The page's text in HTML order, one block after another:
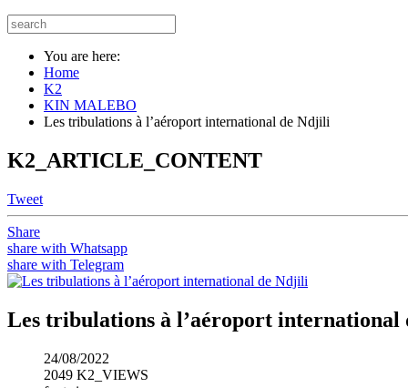
You are here:
Home
K2
KIN MALEBO
Les tribulations à l’aéroport international de Ndjili
K2_ARTICLE_CONTENT
Tweet
Share
share with Whatsapp
share with Telegram
Les tribulations à l’aéroport
24/08/2022
2049 K2_VIEWS